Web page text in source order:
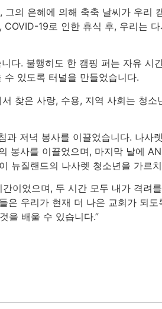
의 은혜에 의해 축축 날씨가 우리
19로 인한 휴식 후, 우리는
다. 불행히도 한 캠핑 퍼는 자유 시
있도록 터널을 만들었습니다.
찾은 사랑, 수용, 지역 사회는 청
저녁 봉사를 이끌었습니다. 나사
봉사를 이끌었으며, 마지막 날에
뉴질랜드의 나사렛 청소년을 가르
이었으며, 두 시간 모두 내가 격려
은 우리가 현재 더 나은 교회가 되
을 배울 수 있습니다.”